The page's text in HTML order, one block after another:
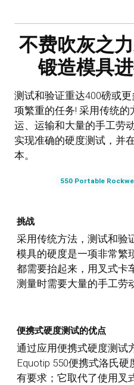
不费吹灰之
锻造模具
测试和验证重达400磅或
项繁重的任务! 采用传统
运、运输和大量的手工劳
实现准确的硬度测试，并
本。
550 Portable
挑战
采用传统方法，测试和验
模具的硬度是一项非常繁
都需要抬起来，用叉式卡
测量时需要大量的手工劳
便携式硬度测试的优点
通过应用便携式硬度测试
Equotip 550便携式洛氏
有要求；它取代了使用叉